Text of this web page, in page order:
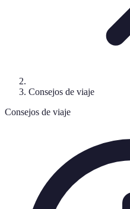
Consejos de viaje
Consejos de viaje